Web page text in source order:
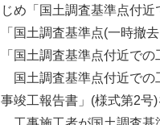
じめ「国土調査基準点付
「国土調査基準点(一時撤
「国土調査基準点付近で
国土調査基準点付近での
事竣工報告書」(様式第2号